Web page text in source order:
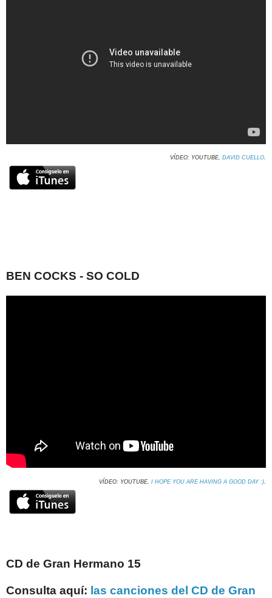
VÍDEO: YOUTUBE, DAVID CUELLO.
BEN COCKS - SO COLD
VÍDEO: YOUTUBE, I HOPE YOU ARE HAVING A GOOD DAY :).
CD de Gran Hermano 15
Consulta aquí: las canciones del CD de Gran